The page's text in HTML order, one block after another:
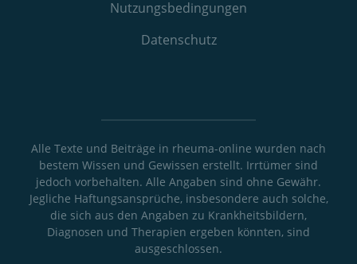
Nutzungs­bedingungen
Datenschutz
Alle Texte und Beiträge in rheuma-online wurden nach
bestem Wissen und Gewissen erstellt. Irrtümer sind
jedoch vorbehalten. Alle Angaben sind ohne Gewähr.
Jegliche Haftungsansprüche, insbesondere auch solche,
die sich aus den Angaben zu Krankheitsbildern,
Diagnosen und Therapien ergeben könnten, sind
ausgeschlossen.